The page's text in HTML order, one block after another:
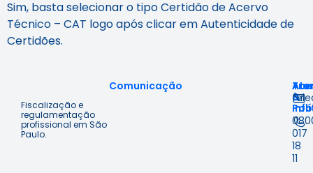
Sim, basta selecionar o tipo Certidão de Acervo
Técnico – CAT logo após clicar em Autenticidade de
Certidões.
Fiscalização e
regulamentação
profissional em São
Paulo.
Comunicação
à
&
017
18
11